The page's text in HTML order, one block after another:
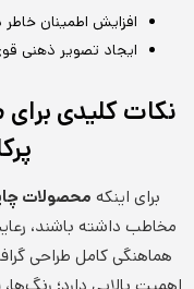
افزایش اطمینان
ایجاد تصویر ذهنی
نکات کلیدی
برای اینکه محصولات
مخاطب داشته باشند،
هماهنگی کامل طراحی